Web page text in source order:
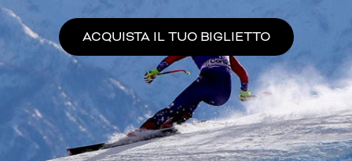
ACQUISTA IL TUO BIGLIETTO